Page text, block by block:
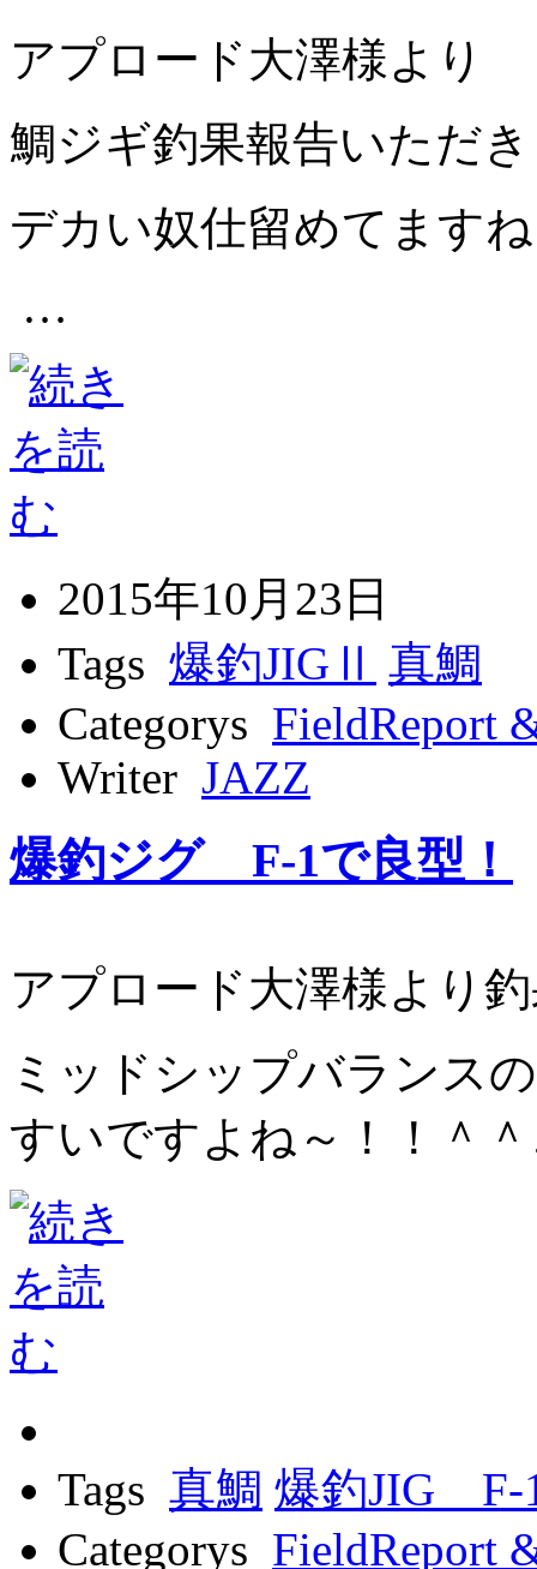
アプロード大澤様より
鯛ジギ釣果報告いただ
デカい奴仕留めてます
…
2015年10月23日
Tags 爆釣JIGⅡ 真鯛
Categorys FieldReport
Writer JAZZ
爆釣ジグ F-1で良型！
アプロード大澤様より
ミッドシップバランス
すいですよね～！！＾
Tags 真鯛 爆釣JIG F-
Categorys FieldReport